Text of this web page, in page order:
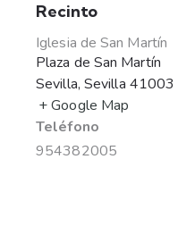
Recinto
Iglesia de San Martín
Plaza de San Martín
Sevilla, Sevilla 41003
+ Google Map
Teléfono
954382005